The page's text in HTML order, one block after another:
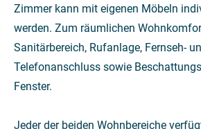
Zimmer kann mit eigenen Möbeln
werden. Zum räumlichen
Sanitärbereich, Rufanlage, Fernseh-
Telefonanschluss sowie
Fenster.
Jeder der beiden Wohnbereiche